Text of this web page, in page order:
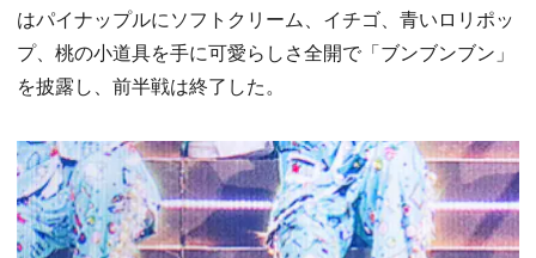
はパイナップルにソフトクリーム、イチゴ、青いロリポッ
プ、桃の小道具を手に可愛らしさ全開で「ブンブンブン」
を披露し、前半戦は終了した。